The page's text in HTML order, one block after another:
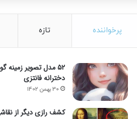
پرخواننده تازه
۵۲ مدل تصویر زمینه
دخترانه فانتزی
30 بهمن 1402
کشف رازی دیگر از